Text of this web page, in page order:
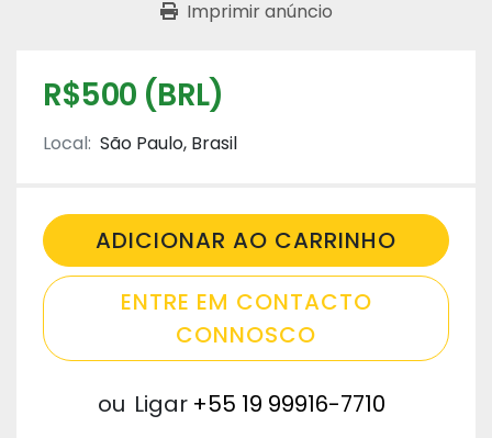
Imprimir anúncio
R$500 (BRL)
Local: São Paulo, Brasil
ADICIONAR AO CARRINHO
ENTRE EM CONTACTO
CONNOSCO
ou Ligar +55 19 99916-7710